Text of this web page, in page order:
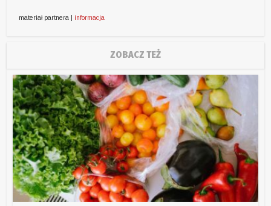
materiał partnera | informacja
ZOBACZ TEŻ